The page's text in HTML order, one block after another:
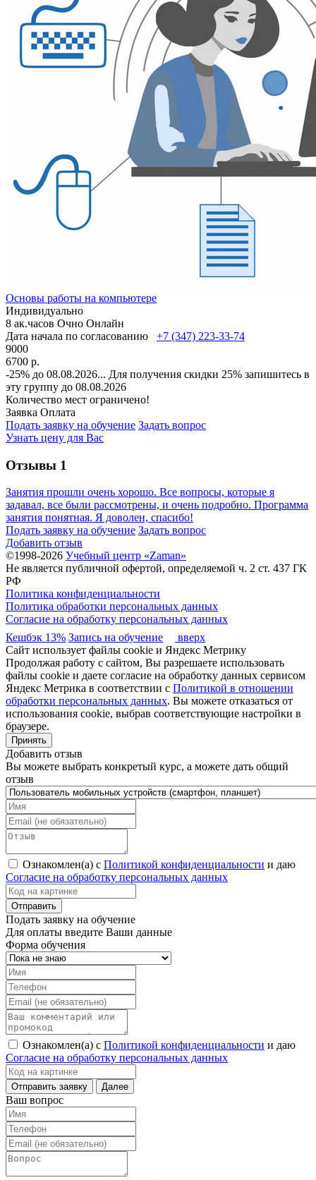
Основы работы на компьютере
Индивидуально
8 ак.часов Очно Онлайн
Дата начала по согласованию +7 (347) 223-33-74
9000
6700 р.
-25% до 08.08.2026... Для получения скидки 25% запишитесь в
эту группу до 08.08.2026
Количество мест ограничено!
Заявка Оплата
Подать заявку на обучение Задать вопрос
Узнать цену для Вас
Отзывы 1
Занятия прошли очень хорошо. Все вопросы, которые я
задавал, все были рассмотрены, и очень подробно. Программа
занятия понятная. Я доволен, спасибо!
Подать заявку на обучение Задать вопрос
Добавить отзыв
©1998-2026 Учебный центр «Zaman»
Не является публичной офертой, определяемой ч. 2 ст. 437 ГК
РФ
Политика конфиденциальности
Политика обработки персональных данных
Согласие на обработку персональных данных
Кешбэк 13% Запись на обучение
вверх
Сайт использует файлы cookie и Яндекс Метрику
Продолжая работу с сайтом, Вы разрешаете использовать
файлы cookie и даете согласие на обработку данных сервисом
Яндекс Метрика в соответствии с Политикой в отношении
обработки персональных данных. Вы можете отказаться от
использования cookie, выбрав соответствующие настройки в
браузере.
Принять
Добавить отзыв
Вы можете выбрать конкретый курс, а можете дать общий
отзыв
Ознакомлен(а) с Политикой конфиденциальности и даю
Согласие на обработку персональных данных
Подать заявку на обучение
Для оплаты введите Ваши данные
Форма обучения
Ознакомлен(а) с Политикой конфиденциальности и даю
Согласие на обработку персональных данных
Ваш вопрос